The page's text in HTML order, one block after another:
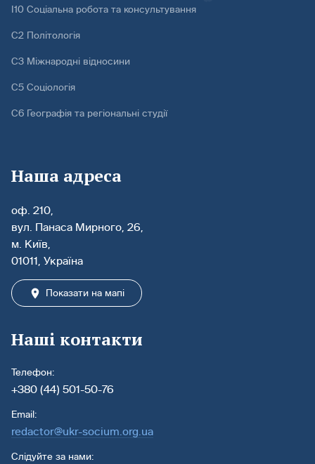
І10 Соціальна робота та консультування
С2 Політологія
С3 Міжнародні відносини
С5 Соціологія
С6 Географія та регіональні студії
Наша адреса
оф. 210,
вул. Панаса Мирного, 26,
м. Київ,
01011, Україна
Показати на мапі
Наші контакти
Телефон:
+380 (44) 501-50-76
Email:
redactor@ukr-socium.org.ua
Слідуйте за нами: